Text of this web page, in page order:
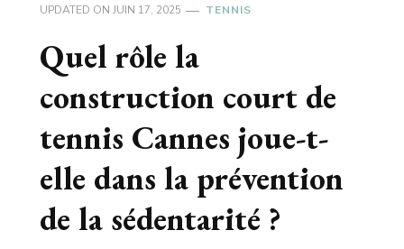
UPDATED ON JUIN 17, 2025 TENNIS
Quel rôle la
construction court de
tennis Cannes joue-t-
elle dans la prévention
de la sédentarité ?